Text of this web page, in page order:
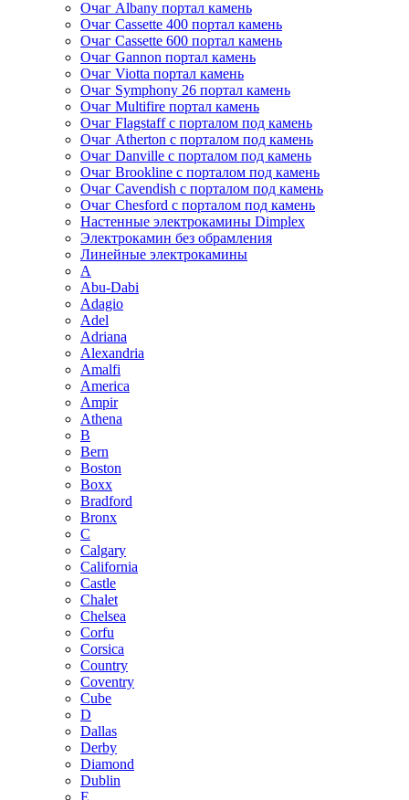
Очаг Albany портал камень
Очаг Cassette 400 портал камень
Очаг Cassette 600 портал камень
Очаг Gannon портал камень
Очаг Viotta портал камень
Очаг Symphony 26 портал камень
Очаг Multifire портал камень
Очаг Flagstaff с порталом под камень
Очаг Atherton с порталом под камень
Очаг Danville с порталом под камень
Очаг Brookline с порталом под камень
Очаг Cavendish с порталом под камень
Очаг Chesford с порталом под камень
Настенные электрокамины Dimplex
Электрокамин без обрамления
Линейные электрокамины
A
Abu-Dabi
Adagio
Adel
Adriana
Alexandria
Amalfi
America
Ampir
Athena
B
Bern
Boston
Boxx
Bradford
Bronx
C
Calgary
California
Castle
Chalet
Chelsea
Corfu
Corsica
Country
Coventry
Cube
D
Dallas
Derby
Diamond
Dublin